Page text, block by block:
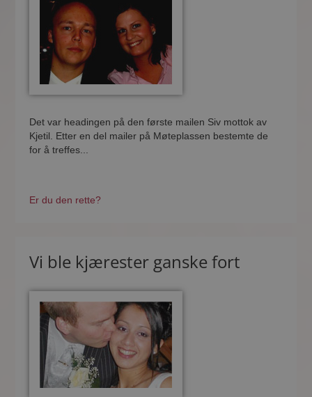
Det var headingen på den første mailen Siv mottok av
Kjetil. Etter en del mailer på Møteplassen bestemte de
for å treffes...
Er du den rette?
Vi ble kjærester ganske fort